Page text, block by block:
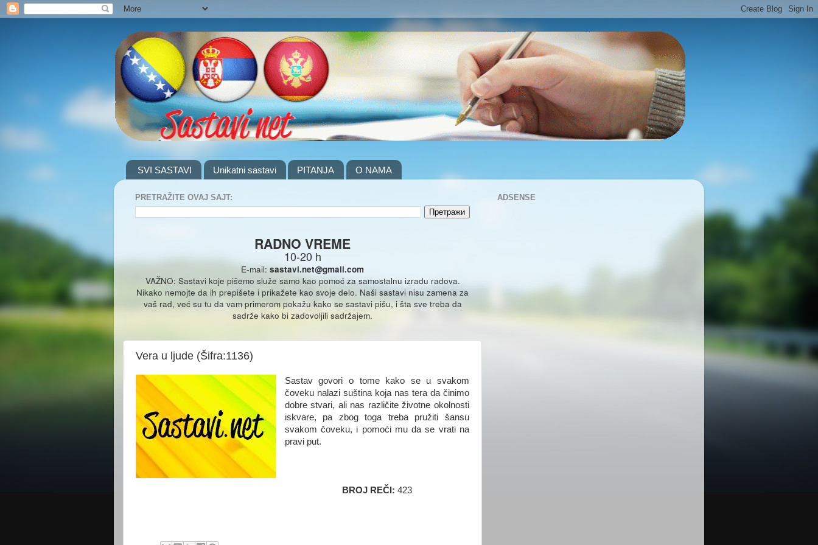
SVI SASTAVI Unikatni sastavi PITANJA O NAMA
PRETRAŽITE OVAJ SAJT:
RADNO VREME
10-20 h
E-mail: sastavi.net@gmail.com
VAŽNO: Sastavi koje pišemo služe samo kao pomoć za samostalnu izradu radova.
Nikako nemojte da ih prepišete i prikažete kao svoje delo. Naši sastavi nisu zamena za
vaš rad, već su tu da vam primerom pokažu kako se sastavi pišu, i šta sve treba da
sadrže kako bi zadovoljili sadržajem.
Vera u ljude (Šifra:1136)
Sastav govori o tome kako se u svakom
čoveku nalazi suština koja nas tera da činimo
dobre stvari, ali nas različite životne okolnosti
iskvare, pa zbog toga treba pružiti šansu
svakom čoveku, i pomoći mu da se vrati na
pravi put.
BROJ REČI: 423
ADSENSE